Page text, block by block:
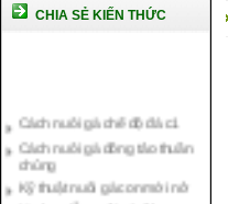
CHIA SẺ KIẾN THỨC
Cách nuôi gà đông tảo thuần
chủng
Kỹ thuật nuôi gà con mới nở
Hướng dẫn nuôi gà đá